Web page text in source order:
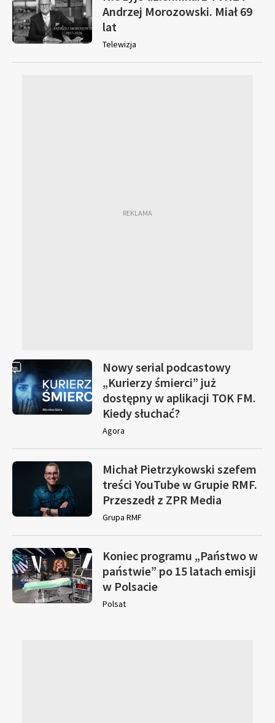
Andrzej Morozowski. Miał 69
lat
Telewizja
Nowy serial podcastowy
„Kurierzy śmierci” już
dostępny w aplikacji TOK FM.
Kiedy słuchać?
Agora
Michał Pietrzykowski szefem
treści YouTube w Grupie RMF.
Przeszedł z ZPR Media
Grupa RMF
Koniec programu „Państwo w
państwie” po 15 latach emisji
w Polsacie
Polsat